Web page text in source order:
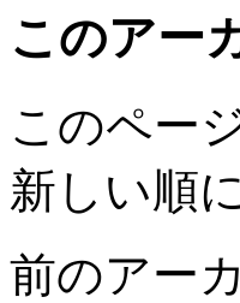
このアー
このペー
新しい順
前のアー